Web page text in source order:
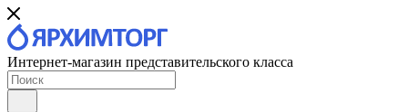
Интернет-магазин представительского класса